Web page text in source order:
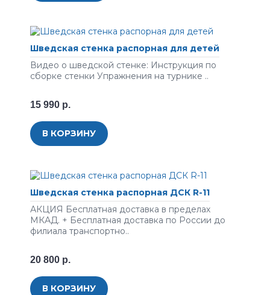
Шведская стенка распорная для детей
Видео о шведской стенке: Инструкция по
сборке стенки Упражнения на турнике ..
15 990 р.
В КОРЗИНУ
Шведская стенка распорная ДСК R-11
АКЦИЯ Бесплатная доставка в пределах
МКАД. + Бесплатная доставка по России до
филиала транспортно..
20 800 р.
В КОРЗИНУ